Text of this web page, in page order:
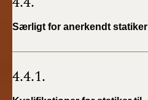
Særligt for anerkendt statiker
4.4.1.